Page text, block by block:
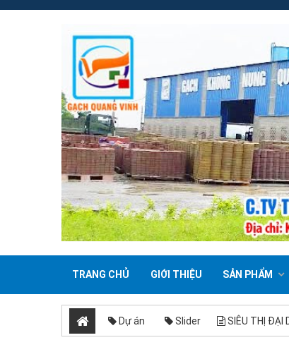
TRANG CHỦ GIỚI THIỆU SẢN PHẨM
Dự án Slider SIÊU THỊ ĐẠI